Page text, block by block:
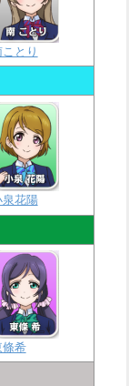
とり
泉花陽
條希